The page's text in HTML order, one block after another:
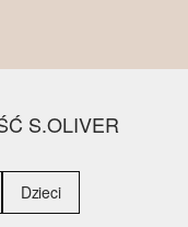
S.OLIVER
Dzieci